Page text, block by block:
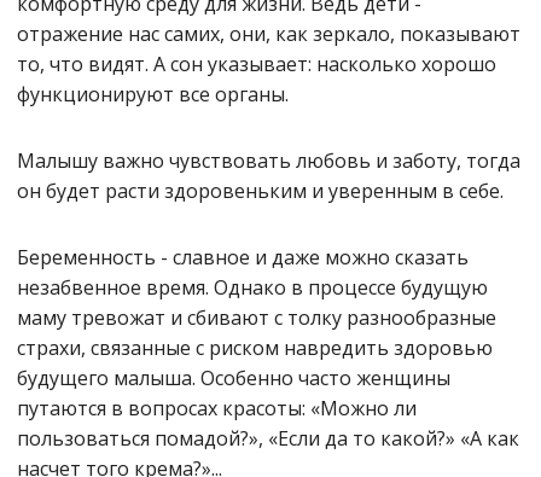
отражение нас самих, они, как зеркало, показывают
то, что видят. А сон указывает: насколько хорошо
функционируют все органы.
Малышу важно чувствовать любовь и заботу, тогда
он будет расти здоровеньким и уверенным в себе.
Беременность - славное и даже можно сказать
незабвенное время. Однако в процессе будущую
маму тревожат и сбивают с толку разнообразные
страхи, связанные с риском навредить здоровью
будущего малыша. Особенно часто женщины
путаются в вопросах красоты: «Можно ли
пользоваться помадой?», «Если да то какой?» «А как
насчет того крема?»...